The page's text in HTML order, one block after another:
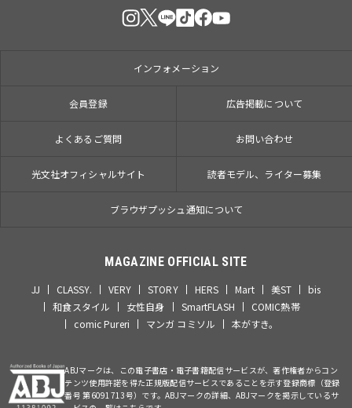
インフォメーション
会員登録 広告掲載について
よくあるご質問 お問い合わせ
光文社オフィシャルサイト 読者モデル、ライター募集
ブラウザプッシュ通知について
MAGAZINE OFFICIAL SITE
JJ CLASSY. VERY STORY HERS Mart 美ST
bis
和食スタイル
女性自身 SmartFLASH
COMIC熱帯
comic Pureri
マンガ コミソル 本がすき。
ABJマークは、この電子書店・電子書籍配信サービスが、著作権者からコン
テンツ使用許諾を得た正規版配信サービスであることを示す登録商標（登録
番号 第6091713号）です。ABJマークの詳細、ABJマークを掲示しているサ